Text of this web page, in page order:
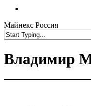
Майнекс Россия
Search
Владимир